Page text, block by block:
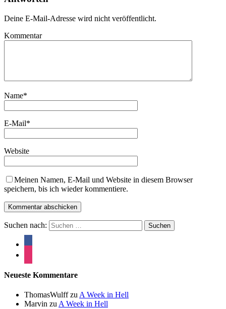
Deine E-Mail-Adresse wird nicht veröffentlicht.
Kommentar
Name*
E-Mail*
Website
Meinen Namen, E-Mail und Website in diesem Browser
speichern, bis ich wieder kommentiere.
Suchen nach:
Neueste Kommentare
ThomasWulffzu A Week in Hell
Marvin zu A Week in Hell